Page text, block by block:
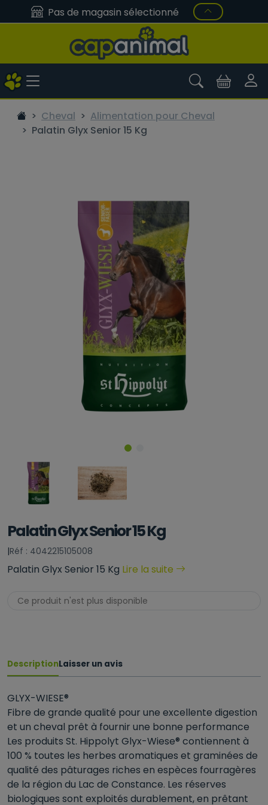
Pas de magasin sélectionné
Cheval
Alimentation pour Cheval
Palatin Glyx Senior 15 Kg
Palatin Glyx Senior 15 Kg
|Réf : 4042215105008
Palatin Glyx Senior 15 Kg Lire la suite
Ce produit n'est plus disponible
DescriptionLaisser un avis
GLYX-WIESE®
Fibre de grande qualité pour une excellente digestion
et un cheval prêt à fournir une bonne performance
Les produits St. Hippolyt Glyx-Wiese® contiennent à
100 % toutes les herbes aromatiques et graminées de
qualité des pâturages riches en espèces fourragères
de la région du Lac de Constance. Les réserves
biologiques sont exploités durablement, en prêtant